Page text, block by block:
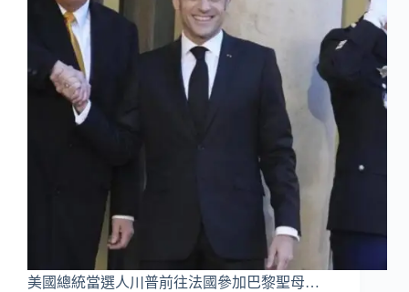
美國總統當選人川普前往法國參加巴黎聖母…